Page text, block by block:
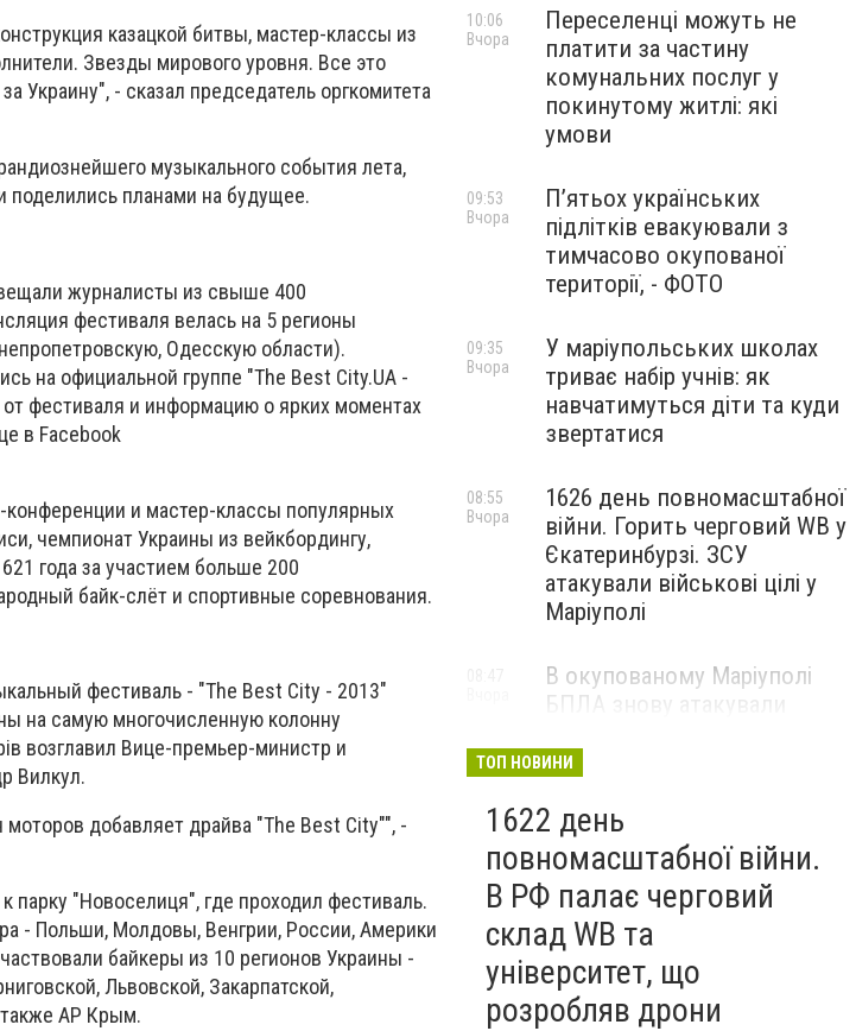
казацкой битвы, мастер-классы из
Звезды мирового уровня. Все это
Украину", - сказал председатель оргкомитета
музыкального события лета,
поделились планами на будущее.
журналисты из свыше 400
фестиваля велась на 5 регионы
Одесскую области).
на официальной группе "The Best City.UA -
фестиваля и информацию о ярких моментах
в Facebook
и мастер-классы популярных
чемпионат Украины из вейкбордингу,
года за участием больше 200
байк-слёт и спортивные соревнования.
фестиваль - "The Best City - 2013"
на самую многочисленную колонну
возглавил Вице-премьер-министр и
Вилкул.
добавляет драйва "The Best City"", -
парку "Новоселиця", где проходил фестиваль.
- Польши, Молдовы, Венгрии, России, Америки
байкеры из 10 регионов Украины -
Львовской, Закарпатской,
также АР Крым.
Переселенці можуть не
платити за частину
комунальних послуг у
покинутому житлі: які
умови
10:06
Вчора
П’ятьох українських
підлітків евакуювали з
тимчасово окупованої
території, - ФОТО
09:53
Вчора
У маріупольських школах
триває набір учнів: як
навчатимуться діти та куди
звертатися
09:35
Вчора
1626 день повномасштабної
війни. Горить черговий WB у
Єкатеринбурзі. ЗСУ
атакували військові цілі у
Маріуполі
08:55
Вчора
В окупованому Маріуполі
БПЛА знову атакували
— ВІДЕО
ТОП НОВИНИ
1622 день
повномасштабної війни.
В РФ палає черговий
склад WB та
університет, що
розробляв дрони